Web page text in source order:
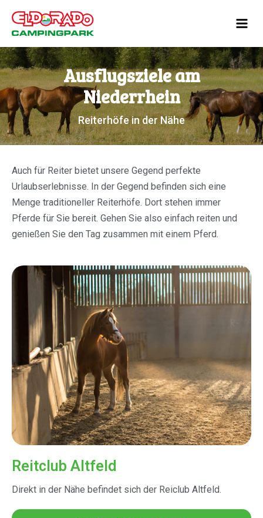
Inhalt
springen
Ausflugsziele am
Niederrhein
Reiterhöfe in der Nähe
Auch für Reiter bietet unsere Gegend perfekte
Urlaubserlebnisse. In der Gegend befinden sich eine
Menge traditioneller Reiterhöfe. Dort stehen immer
Pferde für Sie bereit. Gehen Sie also einfach reiten und
genießen Sie den Tag zusammen mit einem Pferd.
Reitclub Altfeld
Direkt in der Nähe befindet sich der Reiclub Altfeld.